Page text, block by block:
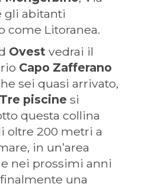
gli abitanti
come Litoranea.
Ovest vedrai il
Capo Zafferano
sei quasi arrivato,
Tre piscine si
questa collina
oltre 200 metri a
in un’area
nei prossimi anni
una